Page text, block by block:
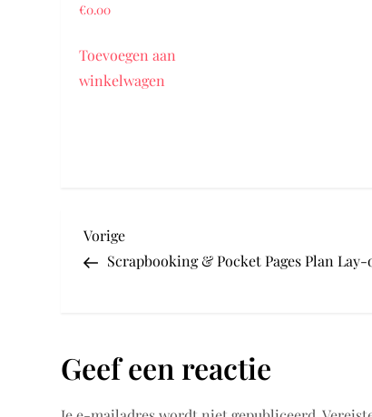
€0.00
Toevoegen aan
winkelwagen
B
i
Vorig
bericht
Vorige
Scrapbooking & Pocket Pages Plan
Geef een reactie